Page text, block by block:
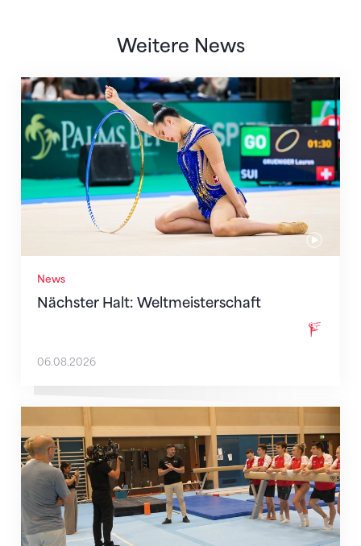
Weitere News
News
Nächster Halt: Weltmeisterschaft
Nächster Halt: Weltmeisterschaft
06.08.2026
Mit klaren Zielen nach Zagreb